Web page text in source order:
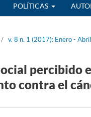
POLÍTICAS
/ v. 8 n. 1 (2017): Enero - Abril
percibido
contra el